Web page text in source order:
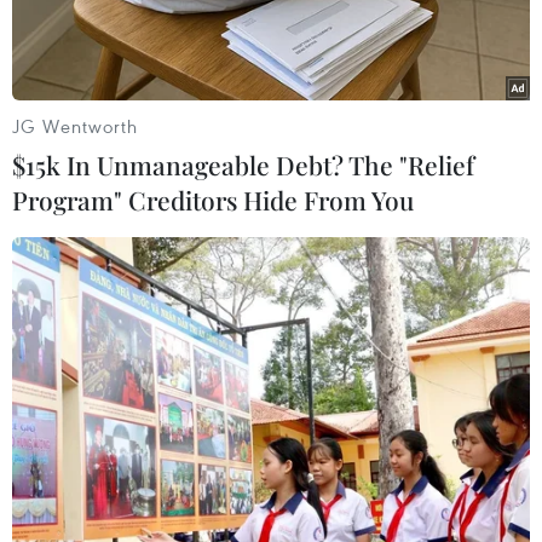
Ảnh minh họa. (Nguồn: Free Malaysia Today)
Chính phủ vừa ban hành Nghị quyết 19/NQ-CP
ngày 28/2/2020 về việc phê duyệt Bản ghi nhớ
thành lập Trung tâm ASEAN-Trung Quốc giữa
Chính phủ các quốc gia thành viên ASEAN và
Chính phủ Trung Quốc.
JG Wentworth
$15k In Unmanageable Debt? The "Relief
Program" Creditors Hide From You